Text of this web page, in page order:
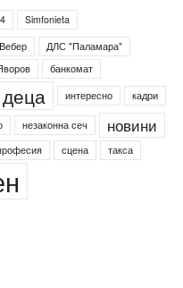
Simfonieta
Вебер
ДЛС "Паламара"
банкомат
деца интересно кадри
незаконна сеч новини
сцена такса